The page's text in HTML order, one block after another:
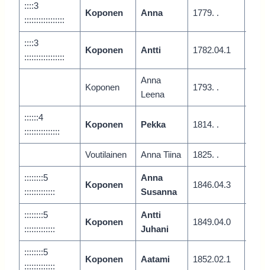
::::3
:::::::::::::::::
Koponen Anna 1779. .
::::3
:::::::::::::::::
Koponen Antti 1782.04.1
Koponen
Anna
Leena
1793. .
::::::4
:::::::::::::::
Koponen Pekka 1814. .
Voutilainen Anna Tiina 1825. .
::::::::5
:::::::::::::
Koponen
Anna
Susanna
1846.04.3
::::::::5
:::::::::::::
Koponen
Antti
Juhani
1849.04.0
::::::::5
:::::::::::::
Koponen Aatami 1852.02.1